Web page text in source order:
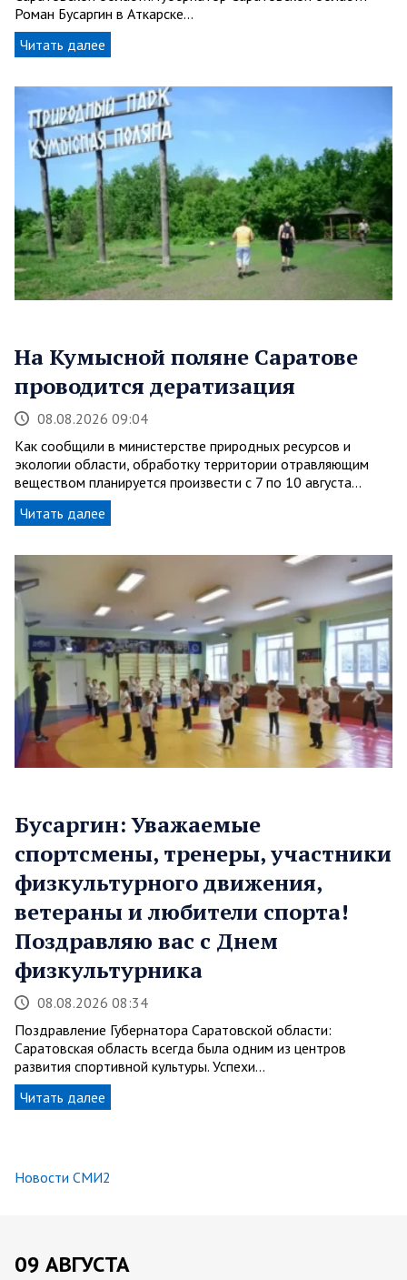
Роман Бусаргин в Аткарске…
Читать далее
На Кумысной поляне Саратове
проводится дератизация
08.08.2026 09:04
Как сообщили в министерстве природных ресурсов и
экологии области, обработку территории отравляющим
веществом планируется произвести с 7 по 10 августа…
Читать далее
Бусаргин: Уважаемые
спортсмены, тренеры, участники
физкультурного движения,
ветераны и любители спорта!
Поздравляю вас с Днем
физкультурника
08.08.2026 08:34
Поздравление Губернатора Саратовской области:
Саратовская область всегда была одним из центров
развития спортивной культуры. Успехи…
Читать далее
Новости СМИ2
09 АВГУСТА